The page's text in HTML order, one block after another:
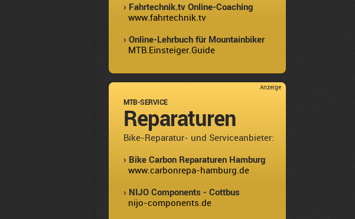
› Fahrtechnik.tv Online-Coaching
www.fahrtechnik.tv
› Online-Lehrbuch für Mountainbiker
MTB.Einsteiger.Guide
Anzeige
MTB-SERVICE
Reparaturen
Bike-Reparatur- und Serviceanbieter:
› Bike Carbon Reparaturen Hamburg
www.carbonrepa-hamburg.de
› NIJO Components - Cottbus
nijo-components.de